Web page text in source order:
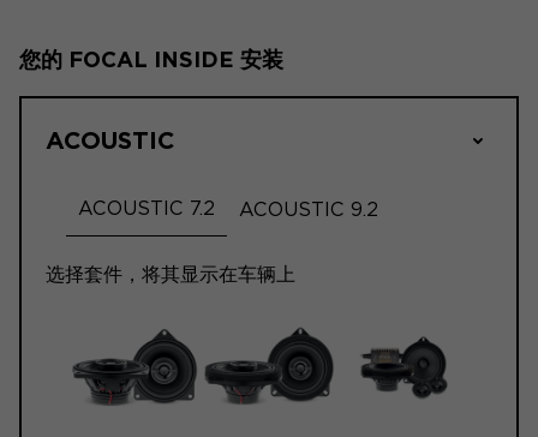
您的 FOCAL INSIDE 安装
ACOUSTIC
ACOUSTIC 7.2 ACOUSTIC 9.2
选择套件，将其显示在车辆上